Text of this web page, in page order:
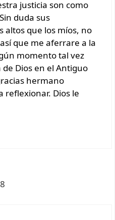
justicia son como
duda sus
altos que los míos, no
que me aferrare a la
momento tal vez
Dios en el Antiguo
hermano
reflexionar. Dios le